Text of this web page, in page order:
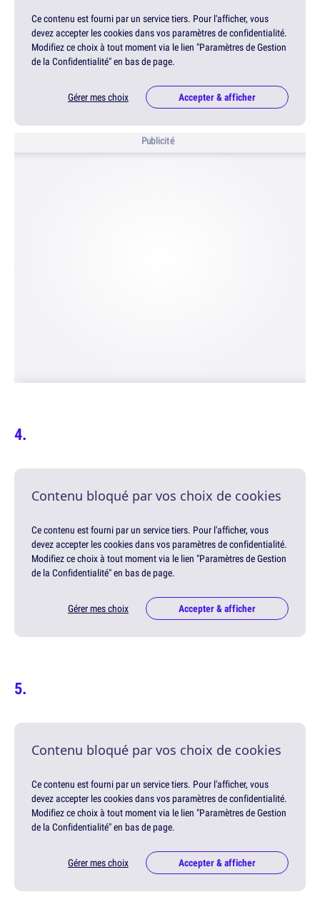
Ce contenu est fourni par un service tiers. Pour l'afficher, vous
devez accepter les cookies dans vos paramètres de confidentialité.
Modifiez ce choix à tout moment via le lien "Paramètres de Gestion
de la Confidentialité" en bas de page.
Gérer mes choix Accepter & afficher
Publicité
Contenu bloqué par vos choix de cookies
Ce contenu est fourni par un service tiers. Pour l'afficher, vous
devez accepter les cookies dans vos paramètres de confidentialité.
Modifiez ce choix à tout moment via le lien "Paramètres de Gestion
de la Confidentialité" en bas de page.
Gérer mes choix Accepter & afficher
Contenu bloqué par vos choix de cookies
Ce contenu est fourni par un service tiers. Pour l'afficher, vous
devez accepter les cookies dans vos paramètres de confidentialité.
Modifiez ce choix à tout moment via le lien "Paramètres de Gestion
de la Confidentialité" en bas de page.
Gérer mes choix Accepter & afficher